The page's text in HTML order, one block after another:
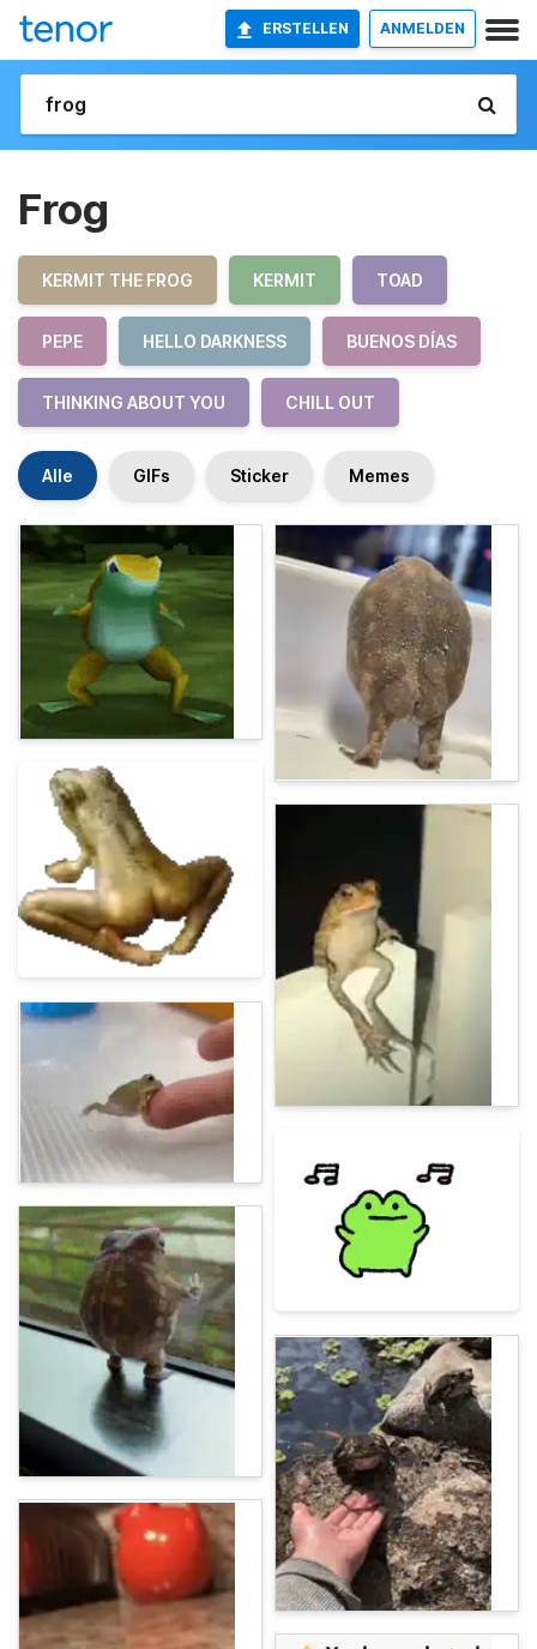
ERSTELLEN ANMELDEN
Frog
KERMIT THE FROG KERMIT TOAD
PEPE HELLO DARKNESS BUENOS DÍAS
THINKING ABOUT YOU CHILL OUT
Alle GIFs Sticker Memes